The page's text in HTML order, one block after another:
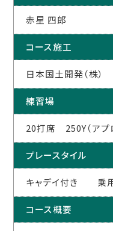
赤星 四郎
コース施工
日本国土開発（株）
練習場
20打席 250Y（アプ
プレースタイル
キャデイ付き 乗
コース概要